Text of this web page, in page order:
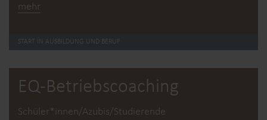
mehr
START ÍN AUSBILDUNG UND BERUF
EQ-Betriebs­coaching
Schüler*innen/Azubis/Studierende